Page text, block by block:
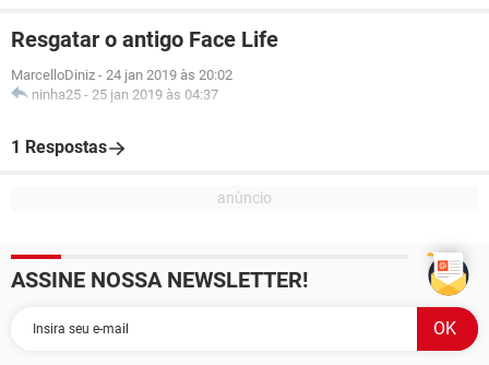
Resgatar o antigo Face Life
MarcelloDiniz - 24 jan 2019 às 20:02
ninha25 - 25 jan 2019 às 04:37
1 Respostas
ASSINE NOSSA NEWSLETTER!